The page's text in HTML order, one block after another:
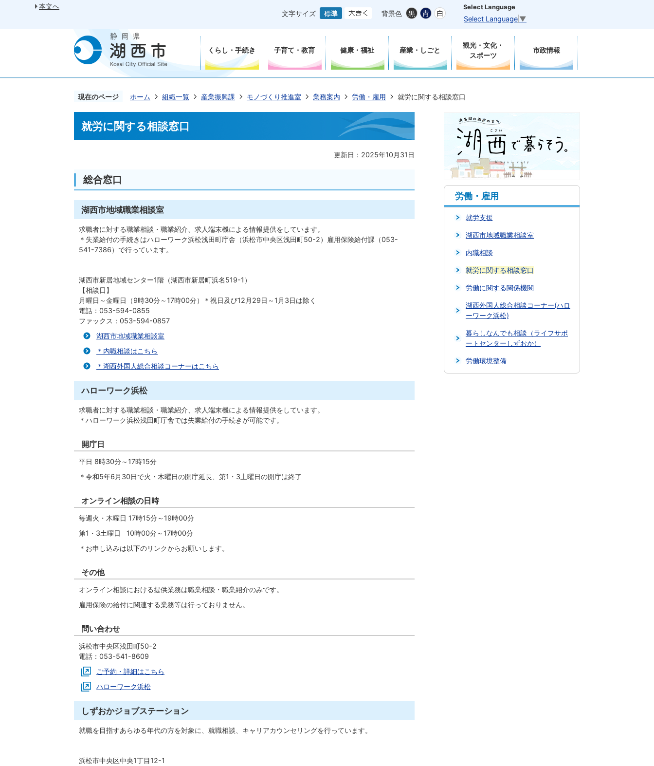
本文へ
文字サイズ
背景色
Select Language
Select Language ▼
くらし・手続き 子育て・教育 健康・福祉 産業・しごと
観光・文化・
スポーツ
市政情報
現在のページ ホーム 組織一覧 産業振興課 モノづくり推進室 業務案内 労働・雇用 就労に関する相談窓口
就労に関する相談窓口
更新日：2025年10月31日
総合窓口
湖西市地域職業相談室
求職者に対する職業相談・職業紹介、求人端末機による情報提供をしています。
＊失業給付の手続きはハローワーク浜松浅田町庁舎（浜松市中央区浅田町50-2）雇用保険給付課（053-
541-7386）で行っています。
湖西市新居地域センター1階（湖西市新居町浜名519-1）
【相談日】
月曜日～金曜日（9時30分～17時00分）＊祝日及び12月29日～1月3日は除く
電話：053-594-0855
ファックス：053-594-0857
湖西市地域職業相談室
＊内職相談はこちら
＊湖西外国人総合相談コーナーはこちら
ハローワーク浜松
求職者に対する職業相談・職業紹介、求人端末機による情報提供をしています。
＊ハローワーク浜松浅田町庁舎では失業給付の手続きが可能です。
開庁日
平日 8時30分～17時15分
＊令和5年6月30日で火・木曜日の開庁延長、第1・3土曜日の開庁は終了
オンライン相談の日時
毎週火・木曜日 17時15分～19時00分
第1・3土曜日 10時00分～17時00分
＊お申し込みは以下のリンクからお願いします。
その他
オンライン相談における提供業務は職業相談・職業紹介のみです。
雇用保険の給付に関連する業務等は行っておりません。
問い合わせ
浜松市中央区浅田町50-2
電話：053-541-8609
ご予約・詳細はこちら
ハローワーク浜松
しずおかジョブステーション
就職を目指すあらゆる年代の方を対象に、就職相談、キャリアカウンセリングを行っています。
浜松市中央区中央1丁目12-1
労働・雇用
就労支援
湖西市地域職業相談室
内職相談
就労に関する相談窓口
労働に関する関係機関
湖西外国人総合相談コーナー(ハロ
ーワーク浜松)
暮らしなんでも相談（ライフサポ
ートセンターしずおか）
労働環境整備